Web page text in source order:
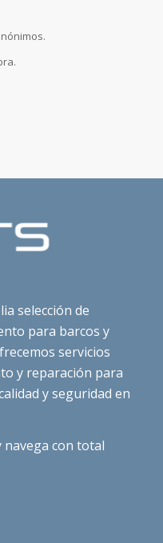
selección de
para barcos y
servicios
y reparación para
y seguridad en
navega con total